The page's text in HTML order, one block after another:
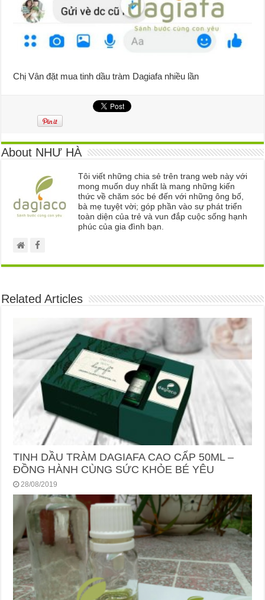
Chị Vân đặt mua tinh dầu tràm Dagiafa nhiều lần
About NHƯ HÀ
Tôi viết những chia sẻ trên trang web này với
mong muốn duy nhất là mang những kiến
thức về chăm sóc bé đến với những ông bố,
bà mẹ tuyệt vời; góp phần vào sự phát triển
toàn diện của trẻ và vun đắp cuộc sống hạnh
phúc của gia đình bạn.
Related Articles
TINH DẦU TRÀM DAGIAFA CAO CẤP 50ML –
ĐỒNG HÀNH CÙNG SỨC KHỎE BÉ YÊU
28/08/2019